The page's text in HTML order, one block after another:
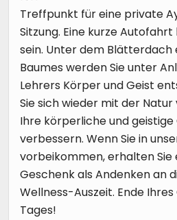
Treffpunkt für eine private
Sitzung. Eine kurze
sein. Unter dem Blätterdach
Baumes werden Sie unter
Lehrers Körper und Geist
Sie sich wieder mit der
Ihre körperliche und geistige
verbessern. Wenn Sie in
vorbeikommen, erhalten Sie
Geschenk als Andenken an
Wellness-Auszeit. Ende
Tages!